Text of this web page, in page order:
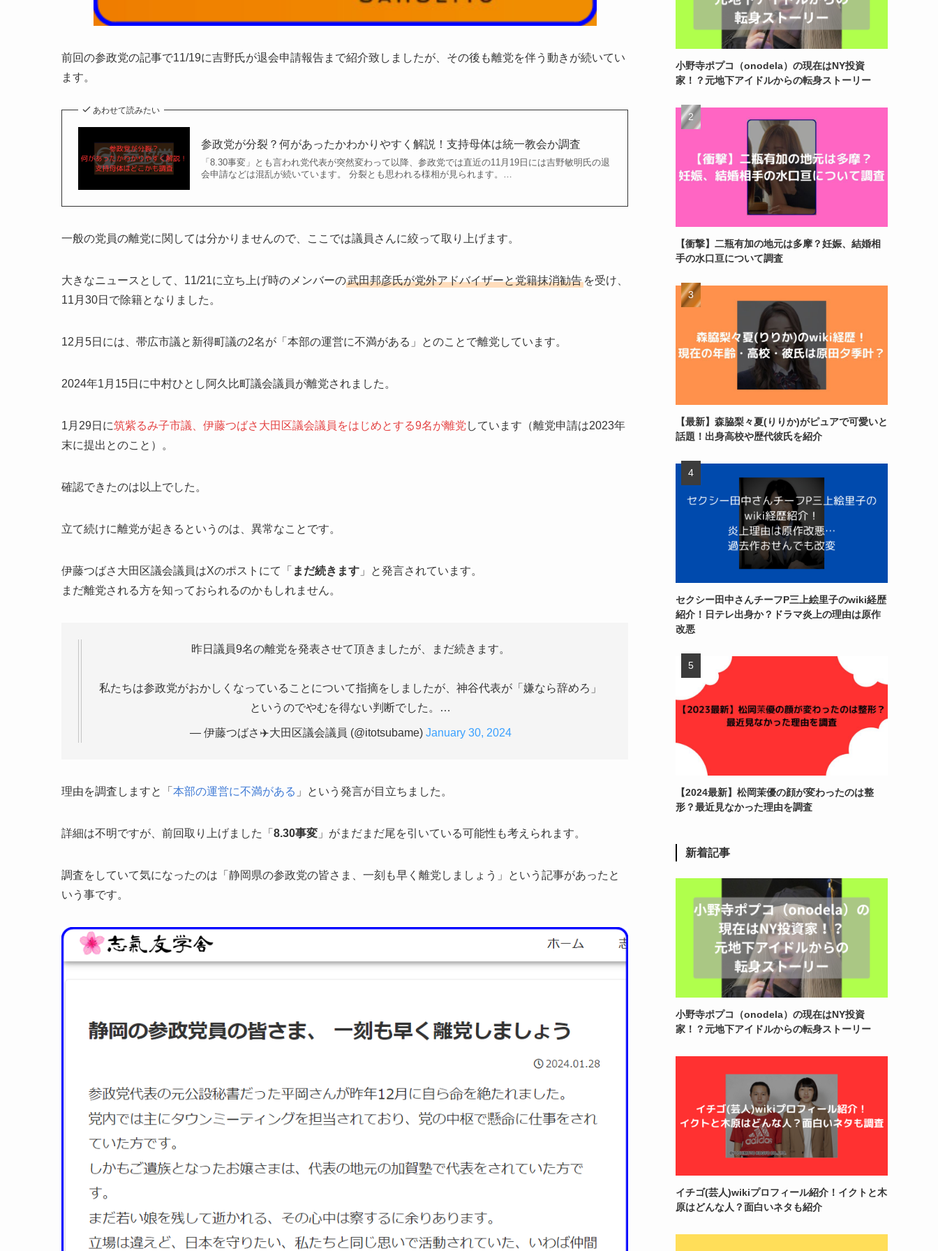
前回の参政党の記事で11/19に吉野氏が退会申請報告まで紹介致しましたが、その後も離党を伴う動きが続いてい
ます。
あわせて読みたい
参政党が分裂？何があったかわかりやすく解説！支持母体は統一教会か調査
「8.30事変」とも言われ党代表が突然変わって以降、参政党では直近の11月19日には吉野敏明氏の退
会申請などは混乱が続いています。 分裂とも思われる様相が見られます。…
一般の党員の離党に関しては分かりませんので、ここでは議員さんに絞って取り上げます。
大きなニュースとして、11/21に立ち上げ時のメンバーの武田邦彦氏が党外アドバイザーと党籍抹消勧告 を受け、
11月30日で除籍となりました。
12月5日には、帯広市議と新得町議の2名が「本部の運営に不満がある」とのことで離党しています。
2024年1月15日に中村ひとし阿久比町議会議員が離党されました。
1月29日に筑紫るみ子市議、伊藤つばさ大田区議会議員をはじめとする9名が離党 しています（離党申請は2023年
末に提出とのこと）。
確認できたのは以上でした。
立て続けに離党が起きるというのは、異常なことです。
伊藤つばさ大田区議会議員はXのポストにて「 まだ続きます 」と発言されています。
まだ離党される方を知っておられるのかもしれません。
昨日議員9名の離党を発表させて頂きましたが、まだ続きます。
私たちは参政党がおかしくなっていることについて指摘をしましたが、神谷代表が「嫌なら辞めろ」
というのでやむを得ない判断でした。…
— 伊藤つばさ✈️大田区議会議員 (@itotsubame) January 30, 2024
理由を調査しますと「 本部の運営に不満がある 」という発言が目立ちました。
詳細は不明ですが、前回取り上げました「 8.30事変 」がまだまだ尾を引いている可能性も考えられます。
調査をしていて気になったのは「静岡県の参政党の皆さま、一刻も早く離党しましょう」という記事があったと
いう事です。
小野寺ポプコ（onodela）の現在はNY投資
家！？元地下アイドルからの転身ストーリー
【衝撃】二瓶有加の地元は多摩？妊娠、結婚相
手の水口亘について調査
【最新】森脇梨々夏(りりか)がピュアで可愛いと
話題！出身高校や歴代彼氏を紹介
セクシー田中さんチーフP三上絵里子のwiki経歴
紹介！日テレ出身か？ドラマ炎上の理由は原作
改悪
【2024最新】松岡茉優の顔が変わったのは整
形？最近見なかった理由を調査
新着記事
小野寺ポプコ（onodela）の現在はNY投資
家！？元地下アイドルからの転身ストーリー
イチゴ(芸人)wikiプロフィール紹介！イクトと木
原はどんな人？面白いネタも紹介